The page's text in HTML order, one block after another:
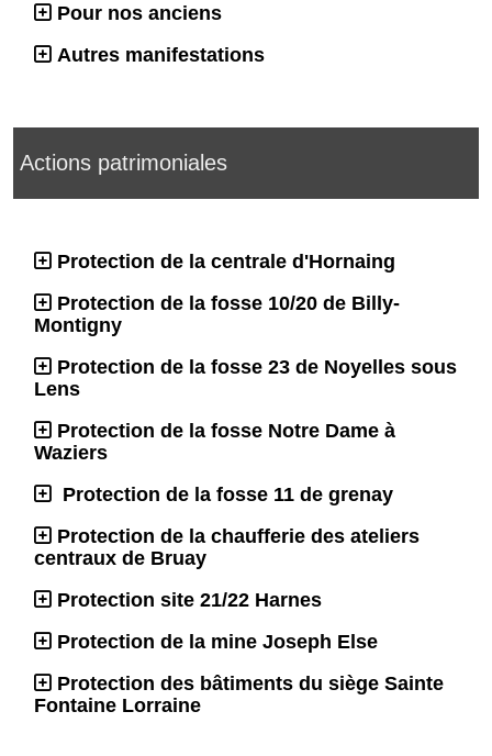
Pour nos anciens
Autres manifestations
Actions patrimoniales
Protection de la centrale d'Hornaing
Protection de la fosse 10/20 de Billy-
Montigny
Protection de la fosse 23 de Noyelles sous
Lens
Protection de la fosse Notre Dame à
Waziers
Protection de la fosse 11 de grenay
Protection de la chaufferie des ateliers
centraux de Bruay
Protection site 21/22 Harnes
Protection de la mine Joseph Else
Protection des bâtiments du siège Sainte
Fontaine Lorraine